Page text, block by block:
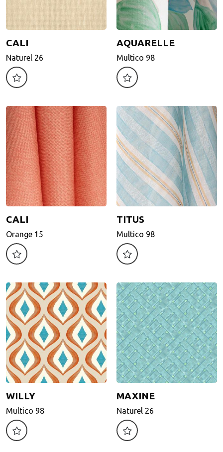
CALI
Naturel 26
CALI
Naturel 26
AQUARELLE
Multico 98
AQUARELLE
Multico 98
CALI
Orange 15
Motif d'impression
CALI
Orange 15
TITUS
Multico 98
TITUS
Multico 98
WILLY
Multico 98
WILLY
Multico 98
MAXINE
Naturel 26
MAXINE
Naturel 26